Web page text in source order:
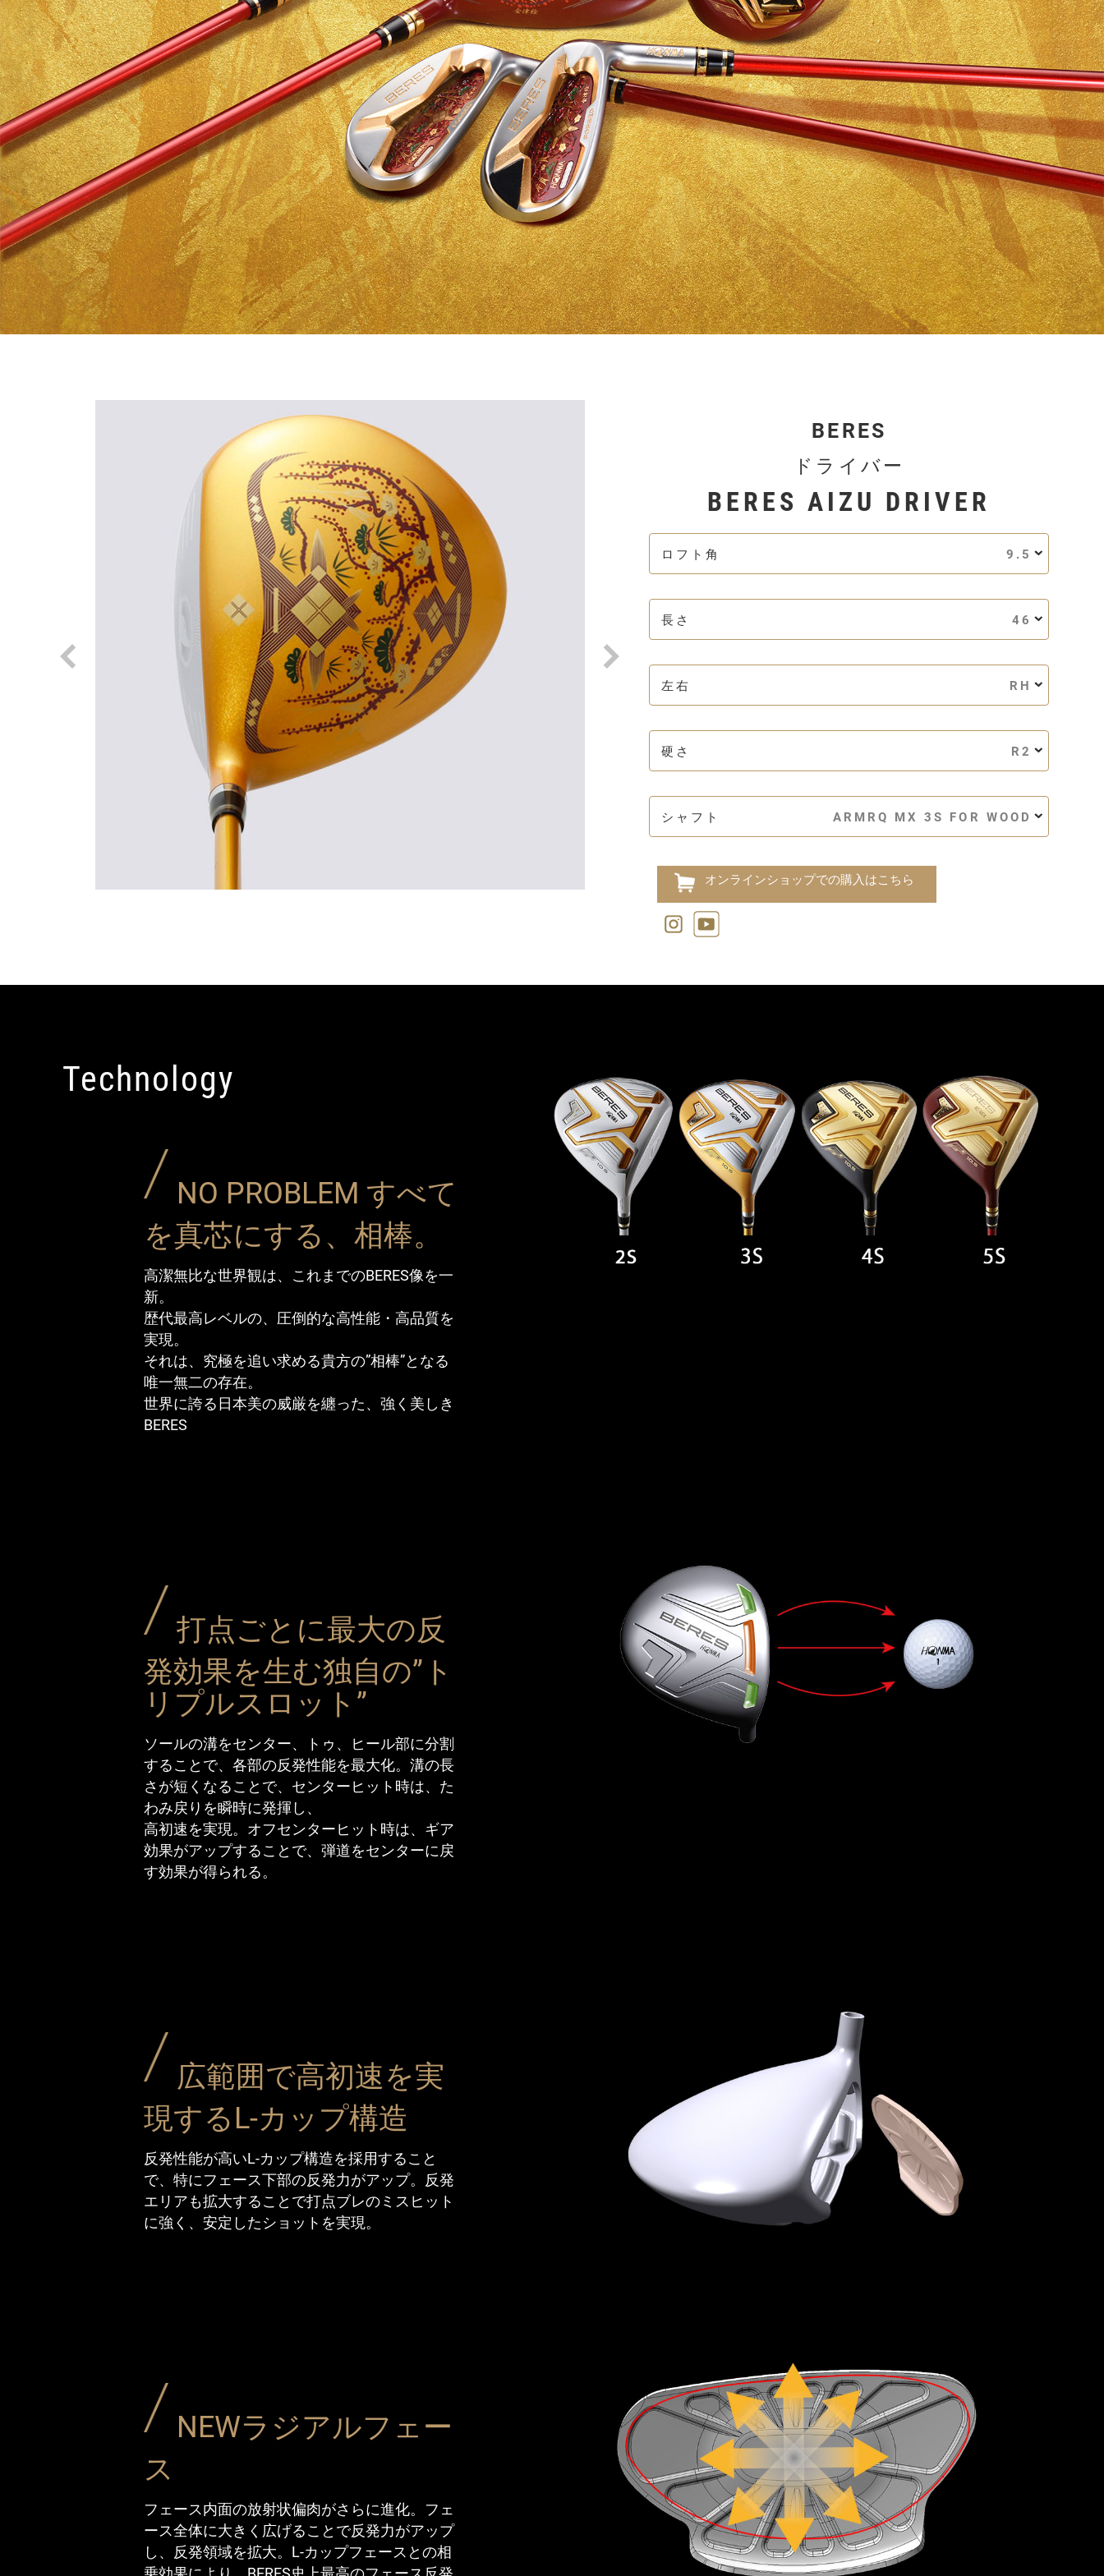
BERES
ドライバー
BERES AIZU DRIVER
ロフト角 9.5
長さ 46
左右 RH
硬さ R2
シャフト ARMRQ MX 3S FOR WOOD
オンラインショップでの購入はこちら
Technology
NO PROBLEM すべて
を真芯にする、相棒。
高潔無比な世界観は、これまでのBERES像を一
新。
歴代最高レベルの、圧倒的な高性能・高品質を
実現。
それは、究極を追い求める貴方の”相棒”となる
唯一無二の存在。
世界に誇る日本美の威厳を纏った、強く美しき
BERES
打点ごとに最大の反
発効果を生む独自の”ト
リプルスロット”
ソールの溝をセンター、トゥ、ヒール部に分割
することで、各部の反発性能を最大化。溝の長
さが短くなることで、センターヒット時は、た
わみ戻りを瞬時に発揮し、
高初速を実現。オフセンターヒット時は、ギア
効果がアップすることで、弾道をセンターに戻
す効果が得られる。
広範囲で高初速を実
現するL-カップ構造
反発性能が高いL-カップ構造を採用すること
で、特にフェース下部の反発力がアップ。反発
エリアも拡大することで打点ブレのミスヒット
に強く、安定したショットを実現。
NEWラジアルフェー
ス
フェース内面の放射状偏肉がさらに進化。フェ
ース全体に大きく広げることで反発力がアップ
し、反発領域を拡大。L-カップフェースとの相